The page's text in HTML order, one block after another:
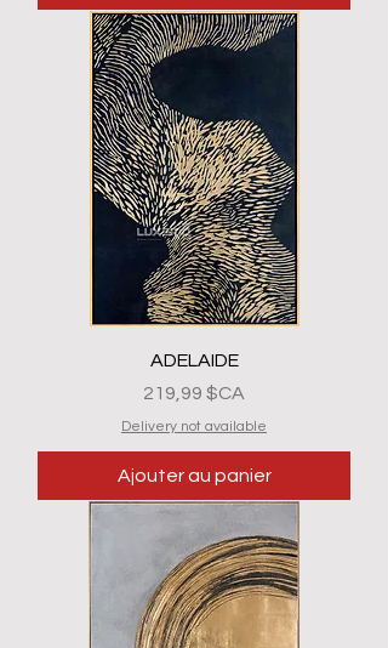
ADELAIDE
Prix
219,99 $CA
Delivery not available
Ajouter au panier